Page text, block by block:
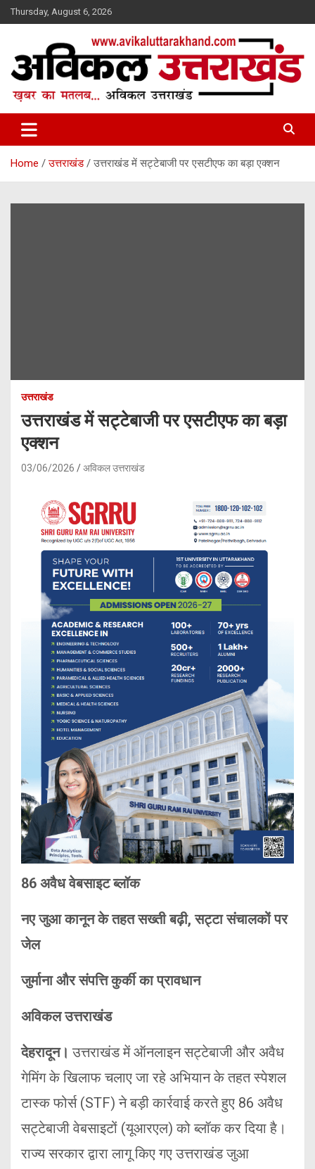
Skip
to
Thursday, August 6, 2026
Avikal Uttarakhand
Home उत्तराखंड उत्तराखंड में सट्टेबाजी पर एसटीएफ का बड़ा एक्शन
उत्तराखंड
उत्तराखंड में सट्टेबाजी पर एसटीएफ का बड़ा
एक्शन
03/06/2026 अविकल उत्तराखंड
86 अवैध वेबसाइट ब्लॉक
नए जुआ कानून के तहत सख्ती बढ़ी, सट्टा संचालकों पर
जेल
जुर्माना और संपत्ति कुर्की का प्रावधान
अविकल उत्तराखंड
देहरादून।उत्तराखंड में ऑनलाइन सट्टेबाजी और अवैध
गेमिंग के खिलाफ चलाए जा रहे अभियान के तहत स्पेशल
टास्क फोर्स (STF) ने बड़ी कार्रवाई करते हुए 86 अवैध
सट्टेबाजी वेबसाइटों (यूआरएल) को ब्लॉक कर दिया है।
राज्य सरकार द्वारा लागू किए गए उत्तराखंड जुआ